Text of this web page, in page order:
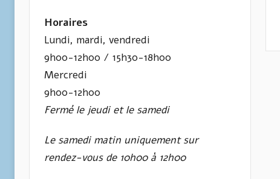
Horaires
Lundi, mardi, vendredi
9h00-12h00 / 15h30-18h00
Mercredi
9h00-12h00
Fermé le jeudi et le samedi
Le samedi matin uniquement sur
rendez-vous de 10h00 à 12h00